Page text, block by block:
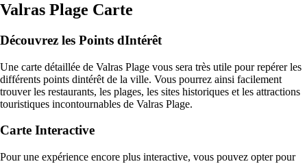
Valras Plage Carte
Découvrez les Points dIntérêt
Une carte détaillée de Valras Plage vous sera très utile pour repérer les
différents points dintérêt de la ville. Vous pourrez ainsi facilement
trouver les restaurants, les plages, les sites historiques et les attractions
touristiques incontournables de Valras Plage.
Carte Interactive
Pour une expérience encore plus interactive, vous pouvez opter pour